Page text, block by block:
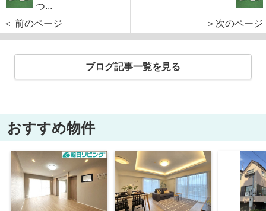
つ...
＜ 前のページ
＞次のページ
ブログ記事一覧を見る
おすすめ物件